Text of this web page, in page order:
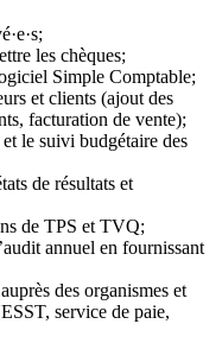
les chèques;
Simple Comptable;
et clients (ajout des
facturation de vente);
le suivi budgétaire des
de résultats et
de TPS et TVQ;
annuel en fournissant
des organismes et
service de paie,